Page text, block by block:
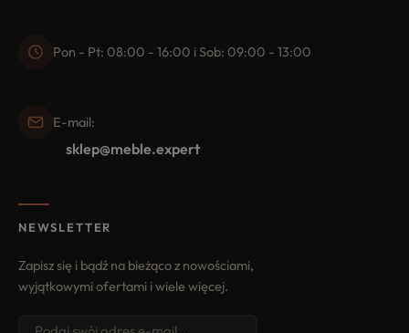
Pon - Pt: 08:00 - 16:00 i Sob: 09:00 - 13:00
E-mail:
sklep@meble.expert
NEWSLETTER
Zapisz się i bądź na bieżąco z nowościami,
wyjątkowymi ofertami i wiele więcej.